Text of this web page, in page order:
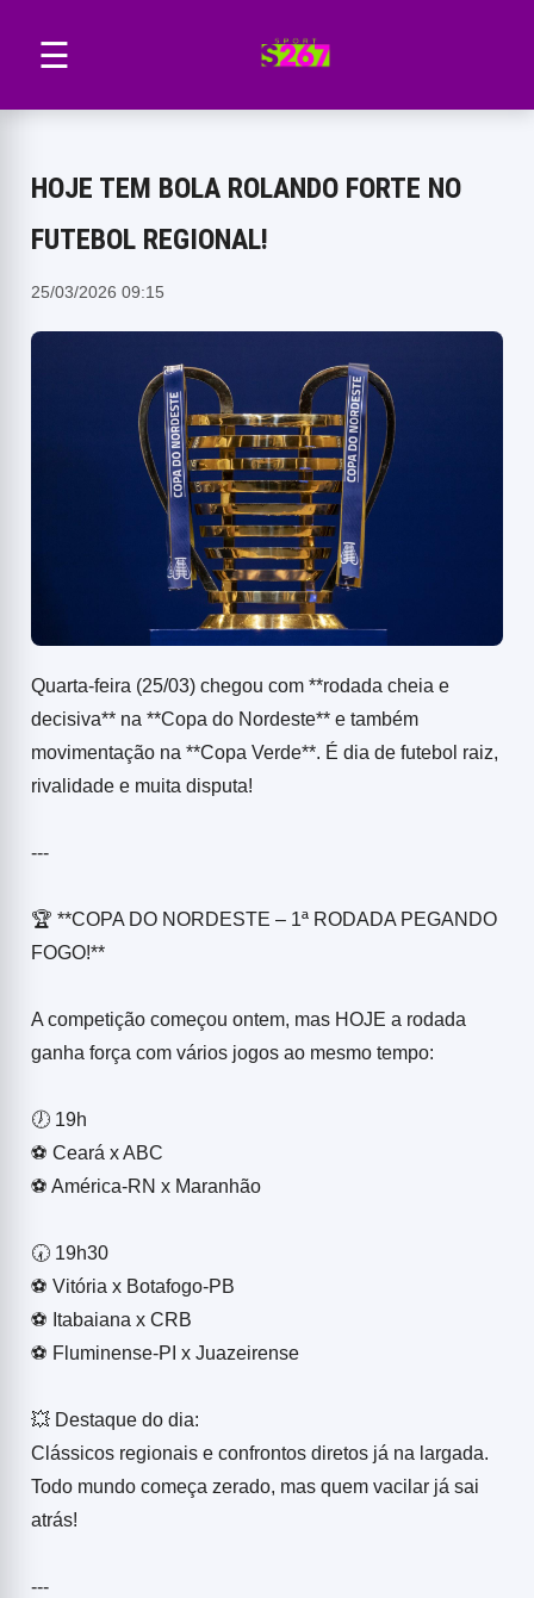
☰
HOJE TEM BOLA ROLANDO FORTE NO
FUTEBOL REGIONAL!
25/03/2026 09:15
Quarta-feira (25/03) chegou com **rodada cheia e
decisiva** na **Copa do Nordeste** e também
movimentação na **Copa Verde**. É dia de futebol raiz,
rivalidade e muita disputa!
---
🏆 **COPA DO NORDESTE – 1ª RODADA PEGANDO
FOGO!**
A competição começou ontem, mas HOJE a rodada
ganha força com vários jogos ao mesmo tempo:
🕖 19h
⚽ Ceará x ABC
⚽ América-RN x Maranhão
🕢 19h30
⚽ Vitória x Botafogo-PB
⚽ Itabaiana x CRB
⚽ Fluminense-PI x Juazeirense
💥 Destaque do dia:
Clássicos regionais e confrontos diretos já na largada.
Todo mundo começa zerado, mas quem vacilar já sai
atrás!
---